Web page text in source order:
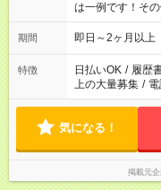
は一例です！そ
期間 即日～2ヶ月以
特徴 日払いOK / 履歴
上の大量募集 /
気になる！
掲載元企